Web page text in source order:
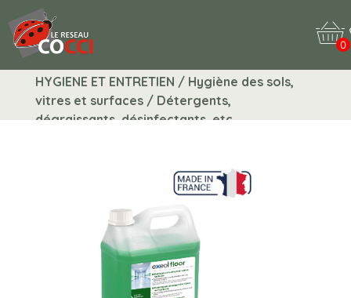
0
HYGIENE ET ENTRETIEN / Hygiène des sols,
vitres et surfaces / Détergents,
dégraissants, désinfectants, etc.